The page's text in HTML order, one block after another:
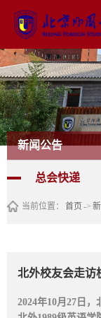
新闻公告
总会快递
当前位置： 首页 ->
北外校友会走访
2024年10月27日